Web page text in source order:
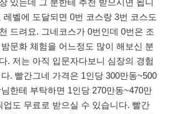
있는데 그 분한테 추천 받으시면 됩니
레벨에 도달되면 0번 코스랑 3번 코스도
드려요. 그네코스가 0번인데 0번은 조
문화 체험을 어느정도 많이 해보신 분
. 저는 아직 입문자다보니 심장의 경험
. 빨간그네 가격은 1인당 300만동~500
한테 부탁하면 1인당 270만동~470만
업도 무료로 받으실 수 있습니다. 빨간